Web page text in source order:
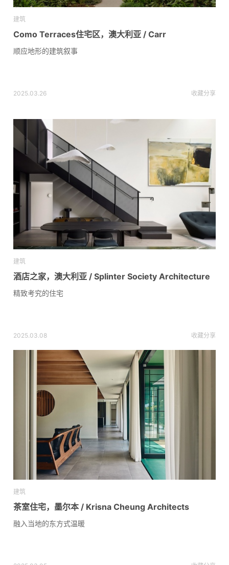
建筑
Como Terraces住宅区，澳大利亚 / Carr
顺应地形的建筑叙事
2025.03.26 收藏分享
建筑
酒店之家，澳大利亚 / Splinter Society Architecture
精致考究的住宅
2025.03.08 收藏分享
建筑
茶室住宅，墨尔本 / Krisna Cheung Architects
融入当地的东方式温暖